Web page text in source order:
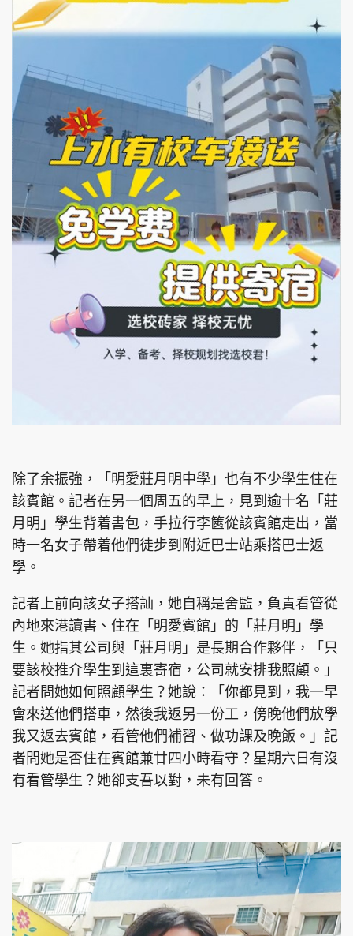
除了余振強，「明愛莊月明中學」也有不少學生住在
該賓館。記者在另一個周五的早上，見到逾十名「莊
月明」學生背着書包，手拉行李篋從該賓館走出，當
時一名女子帶着他們徒步到附近巴士站乘搭巴士返
學。
記者上前向該女子搭訕，她自稱是舍監，負責看管從
內地來港讀書、住在「明愛賓館」的「莊月明」學
生。她指其公司與「莊月明」是長期合作夥伴，「只
要該校推介學生到這裏寄宿，公司就安排我照顧。」
記者問她如何照顧學生？她說：「你都見到，我一早
會來送他們搭車，然後我返另一份工，傍晚他們放學
我又返去賓館，看管他們補習、做功課及晚飯。」記
者問她是否住在賓館兼廿四小時看守？星期六日有沒
有看管學生？她卻支吾以對，未有回答。